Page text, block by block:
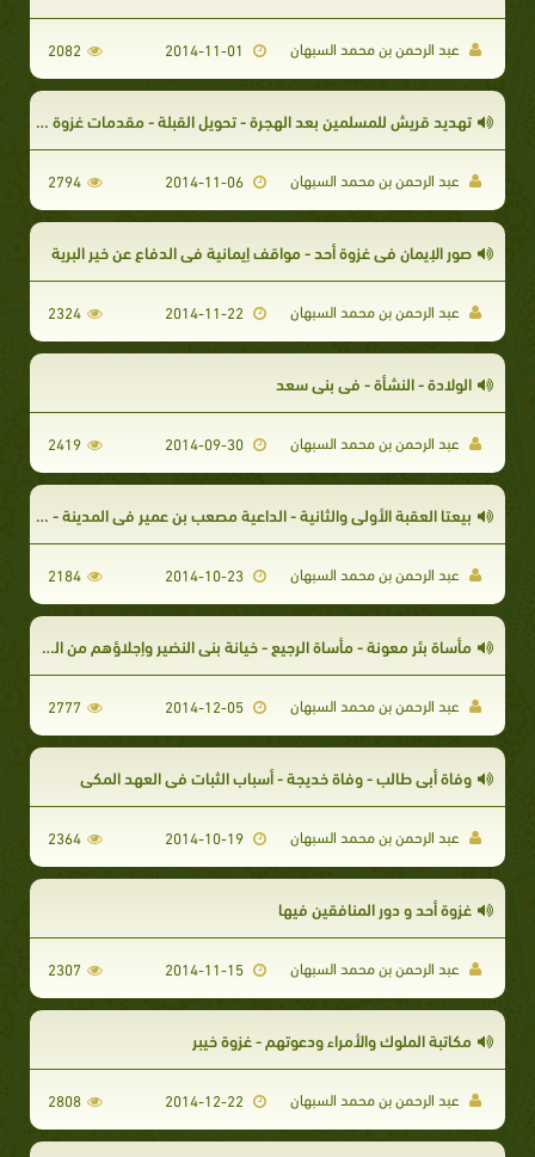
عبد الرحمن بن محمد السبهان 2082
تهديد قريش للمسلمين بعد الهجرة - تحويل القبلة - مقدمات غزوة بدر الكبرى
عبد الرحمن بن محمد السبهان 2014-11-06
2794
صور الإيمان في غزوة أحد - مواقف إيمانية في الدفاع عن خير البرية
عبد الرحمن بن محمد السبهان 2324
الولادة - النشأة - في بني سعد
عبد الرحمن بن محمد السبهان 2014-09-30
2419
بيعتا العقبة الأولى والثانية - الداعية مصعب بن عمير في المدينة - التمهيد للهجرة
عبد الرحمن بن محمد السبهان 2014-10-23
2184
مأساة بئر معونة - مأساة الرجيع - خيانة بني النضير وإجلاؤهم من المدينة
عبد الرحمن بن محمد السبهان 2014-12-05
2777
وفاة أبي طالب - وفاة خديجة - أسباب الثبات في العهد المكي
عبد الرحمن بن محمد السبهان 2014-10-19
2364
غزوة أحد و دور المنافقين فيها
عبد الرحمن بن محمد السبهان 2014-11-15
2307
مكاتبة الملوك والأمراء ودعوتهم - غزوة خيبر
عبد الرحمن بن محمد السبهان 2808